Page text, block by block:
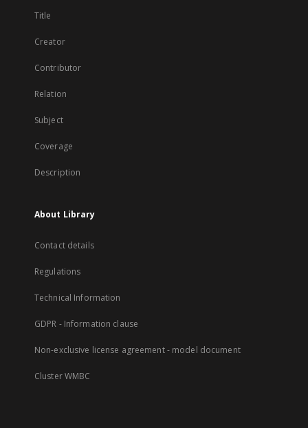
Title
Creator
Contributor
Relation
Subject
Coverage
Description
About Library
Contact details
Regulations
Technical Information
GDPR - Information clause
Non-exclusive license agreement - model document
Cluster WMBC